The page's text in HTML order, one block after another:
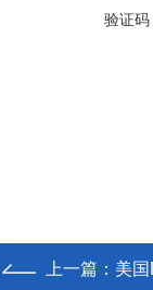
验证码
上一篇： 美